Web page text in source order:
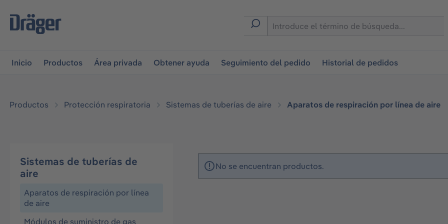
la navegación principal
Inicio Productos Área privada Obtener ayuda Seguimiento del pedido Historial de pedidos
Productos Protección respiratoria Sistemas de tuberías de aire Aparatos de respiración por línea de aire
Sistemas de tuberías de
aire
Aparatos de respiración por línea
de aire
Módulos de suministro de gas
No se encuentran productos.